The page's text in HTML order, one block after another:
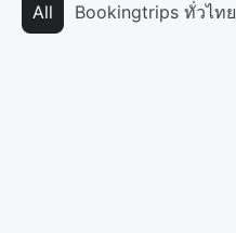
All Bookingtrips ทั่วไทย